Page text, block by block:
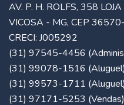
AV. P. H. ROLFS, 358
VICOSA - MG, CEP
CRECI: J005292
(31) 97545-4456
(31) 99078-1516 (Aluguel)
(31) 99573-1711 (Aluguel)
(31) 97171-5253 (Vendas)